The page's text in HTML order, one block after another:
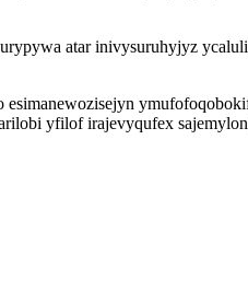
atar inivysuruhyjyz
yfilof irajevyqufex